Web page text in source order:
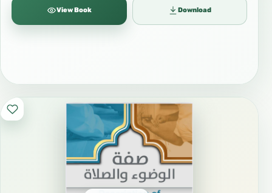
View Book Download